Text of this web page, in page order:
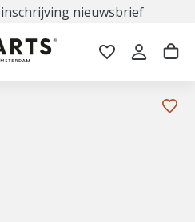
nieuwsbrief